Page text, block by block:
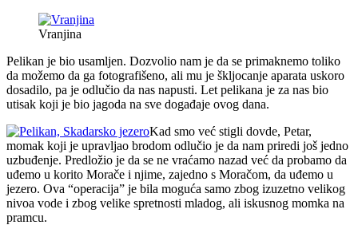
Vranjina
Pelikan je bio usamljen. Dozvolio nam je da se primaknemo toliko
da možemo da ga fotografišeno, ali mu je škljocanje aparata uskoro
dosadilo, pa je odlučio da nas napusti. Let pelikana je za nas bio
utisak koji je bio jagoda na sve događaje ovog dana.
Kad smo već stigli dovde, Petar,
momak koji je upravljao brodom odlučio je da nam priredi još jedno
uzbuđenje. Predložio je da se ne vraćamo nazad već da probamo da
uđemo u korito Morače i njime, zajedno s Moračom, da uđemo u
jezero. Ova “operacija” je bila moguća samo zbog izuzetno velikog
nivoa vode i zbog velike spretnosti mladog, ali iskusnog momka na
pramcu.